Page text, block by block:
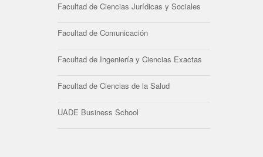
Facultad de Ciencias Jurídicas y Sociales
Facultad de Comunicación
Facultad de Ingeniería y Ciencias Exactas
Facultad de Ciencias de la Salud
UADE Business School